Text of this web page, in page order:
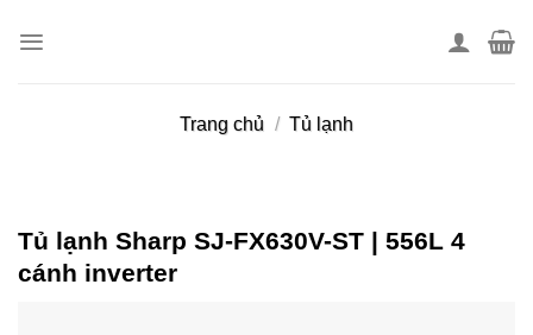
Trang chủ / Tủ lạnh
Tủ lạnh Sharp SJ-FX630V-ST | 556L 4
cánh inverter